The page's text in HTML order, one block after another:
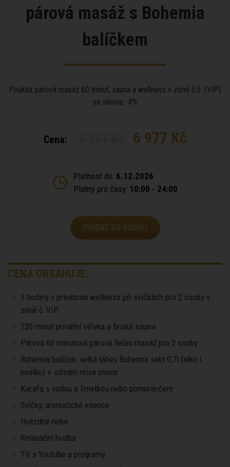
párová masáž s Bohemia
balíčkem
Poukaz párová masáž 60 minut, sauna a wellness v zóně č.5. (VIP)
se slevou -4%
Cena: 6 977 Kč
Platnost do: 6.12.2026
Platný pro časy: 10:00 - 24:00
PŘIDAT DO KOŠÍKU
CENA OBSAHUJE:
3 hodiny v privátním wellness při svíčkách pro 2 osoby v
zóně č.VIP
120 minut privátní vířivka a finská sauna
Párová 60 minutová párová Relax masáž pro 2 osoby
Bohemia balíček: velká láhev Bohemia sekt 0,7l (alko i
nealko) + střední mísa ovoce
Karafa s vodou a limetkou nebo pomerančem
Svíčky, aromatické esence
Hvězdné nebe
Relaxační hudba
TV s Youtube a programy